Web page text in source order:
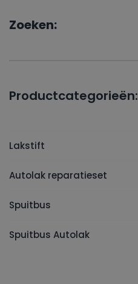
Zoeken:
Productcategorieën:
Lakstift
Autolak reparatieset
Spuitbus
Spuitbus Autolak